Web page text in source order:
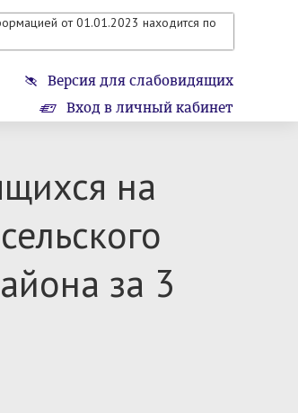
от 01.01.2023 находится по
Версия для слабовидящих
Вход в личный кабинет
на
за 3